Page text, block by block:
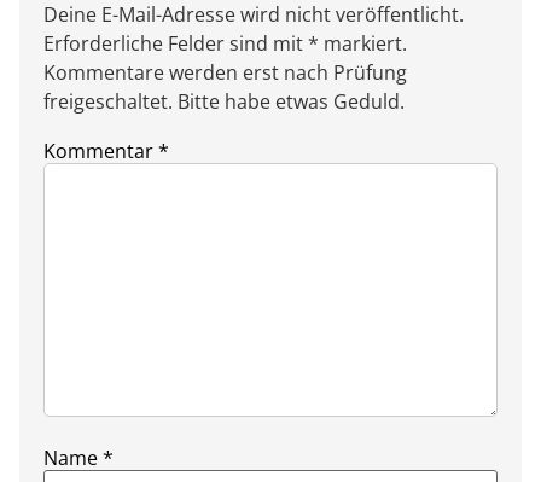
Deine E-Mail-Adresse wird nicht veröffentlicht.
Erforderliche Felder sind mit * markiert.
Kommentare werden erst nach Prüfung
freigeschaltet. Bitte habe etwas Geduld.
Kommentar*
Name*